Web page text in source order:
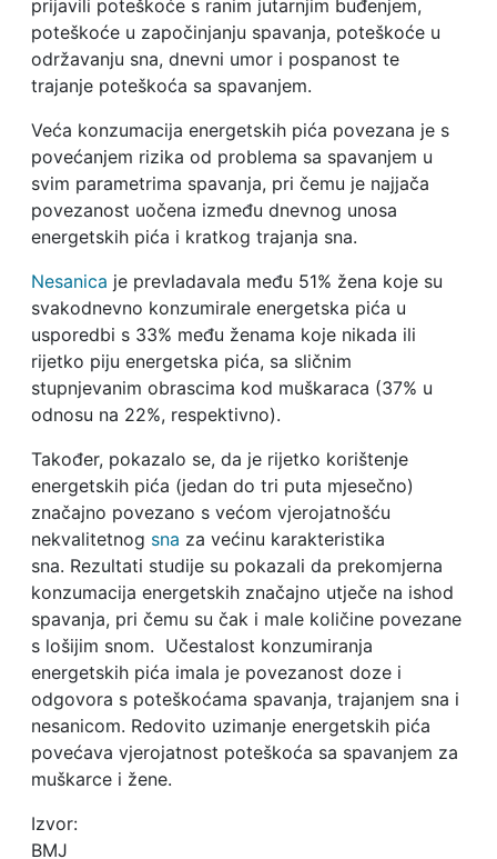
prijavili poteškoće s ranim jutarnjim buđenjem,
poteškoće u započinjanju spavanja, poteškoće u
održavanju sna, dnevni umor i pospanost te
trajanje poteškoća sa spavanjem.
Veća konzumacija energetskih pića povezana je s
povećanjem rizika od problema sa spavanjem u
svim parametrima spavanja, pri čemu je najjača
povezanost uočena između dnevnog unosa
energetskih pića i kratkog trajanja sna.
Nesanica je prevladavala među 51% žena koje su
svakodnevno konzumirale energetska pića u
usporedbi s 33% među ženama koje nikada ili
rijetko piju energetska pića, sa sličnim
stupnjevanim obrascima kod muškaraca (37% u
odnosu na 22%, respektivno).
Također, pokazalo se, da je rijetko korištenje
energetskih pića (jedan do tri puta mjesečno)
značajno povezano s većom vjerojatnošću
nekvalitetnog sna za većinu karakteristika
sna. Rezultati studije su pokazali da prekomjerna
konzumacija energetskih značajno utječe na ishod
spavanja, pri čemu su čak i male količine povezane
s lošijim snom. Učestalost konzumiranja
energetskih pića imala je povezanost doze i
odgovora s poteškoćama spavanja, trajanjem sna i
nesanicom. Redovito uzimanje energetskih pića
povećava vjerojatnost poteškoća sa spavanjem za
muškarce i žene.
Izvor:
BMJ